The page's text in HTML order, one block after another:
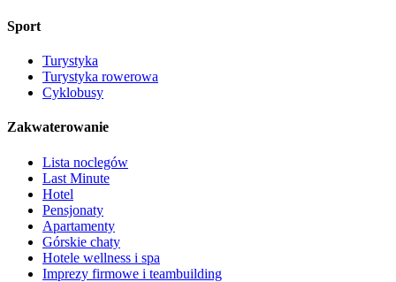
Sport
Turystyka
Turystyka rowerowa
Cyklobusy
Zakwaterowanie
Lista noclegów
Last Minute
Hotel
Pensjonaty
Apartamenty
Górskie chaty
Hotele wellness i spa
Imprezy firmowe i teambuilding